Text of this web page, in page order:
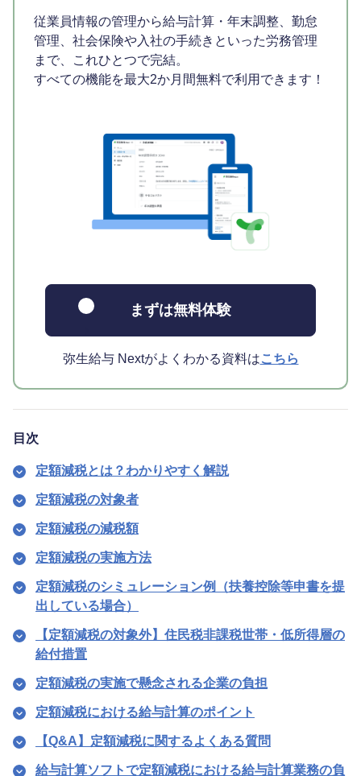
従業員情報の管理から給与計算・年末調整、勤怠
管理、社会保険や入社の手続きといった労務管理
まで、これひとつで完結。
すべての機能を最大2か月間無料で利用できます！
まずは無料体験
弥生給与 Nextがよくわかる資料はこちら
目次
定額減税とは？わかりやすく解説
定額減税の対象者
定額減税の減税額
定額減税の実施方法
定額減税のシミュレーション例（扶養控除等申書を提
出している場合）
【定額減税の対象外】住民税非課税世帯・低所得層の
給付措置
定額減税の実施で懸念される企業の負担
定額減税における給与計算のポイント
【Q&A】定額減税に関するよくある質問
給与計算ソフトで定額減税における給与計算業務の負